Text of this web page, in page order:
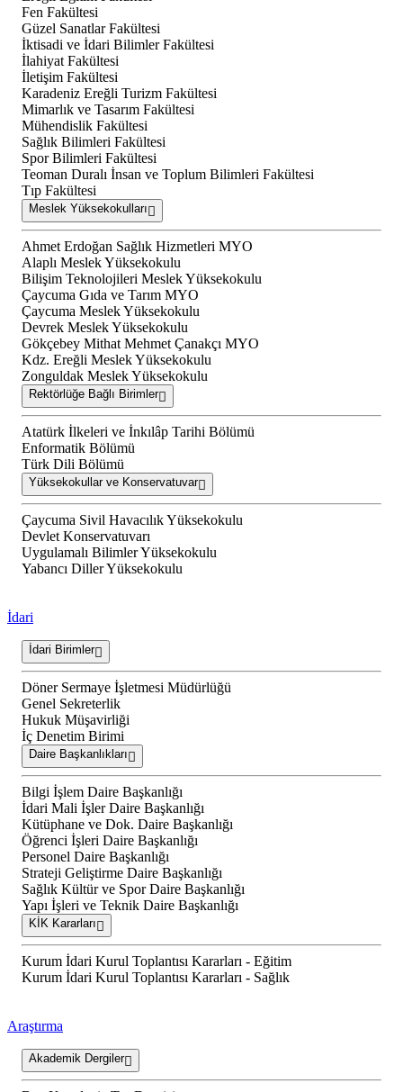
Fen Fakültesi
Güzel Sanatlar Fakültesi
İktisadi ve İdari Bilimler Fakültesi
İlahiyat Fakültesi
İletişim Fakültesi
Karadeniz Ereğli Turizm Fakültesi
Mimarlık ve Tasarım Fakültesi
Mühendislik Fakültesi
Sağlık Bilimleri Fakültesi
Spor Bilimleri Fakültesi
Teoman Duralı İnsan ve Toplum Bilimleri Fakültesi
Tıp Fakültesi
Meslek Yüksekokulları
Ahmet Erdoğan Sağlık Hizmetleri MYO
Alaplı Meslek Yüksekokulu
Bilişim Teknolojileri Meslek Yüksekokulu
Çaycuma Gıda ve Tarım MYO
Çaycuma Meslek Yüksekokulu
Devrek Meslek Yüksekokulu
Gökçebey Mithat Mehmet Çanakçı MYO
Kdz. Ereğli Meslek Yüksekokulu
Zonguldak Meslek Yüksekokulu
Rektörlüğe Bağlı Birimler
Atatürk İlkeleri ve İnkılâp Tarihi Bölümü
Enformatik Bölümü
Türk Dili Bölümü
Yüksekokullar ve Konservatuvar
Çaycuma Sivil Havacılık Yüksekokulu
Devlet Konservatuvarı
Uygulamalı Bilimler Yüksekokulu
Yabancı Diller Yüksekokulu
İdari
İdari Birimler
Döner Sermaye İşletmesi Müdürlüğü
Genel Sekreterlik
Hukuk Müşavirliği
İç Denetim Birimi
Daire Başkanlıkları
Bilgi İşlem Daire Başkanlığı
İdari Mali İşler Daire Başkanlığı
Kütüphane ve Dok. Daire Başkanlığı
Öğrenci İşleri Daire Başkanlığı
Personel Daire Başkanlığı
Strateji Geliştirme Daire Başkanlığı
Sağlık Kültür ve Spor Daire Başkanlığı
Yapı İşleri ve Teknik Daire Başkanlığı
KİK Kararları
Kurum İdari Kurul Toplantısı Kararları - Eğitim
Kurum İdari Kurul Toplantısı Kararları - Sağlık
Araştırma
Akademik Dergiler